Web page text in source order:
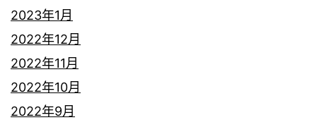
2023年1月
2022年12月
2022年11月
2022年10月
2022年9月